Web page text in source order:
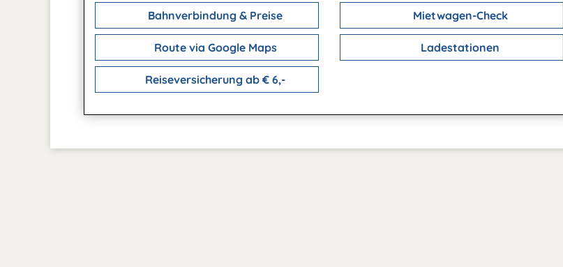
Bahnverbindung & Preise Mietwagen-Check
Route via Google Maps Ladestationen
Reiseversicherung ab € 6,-